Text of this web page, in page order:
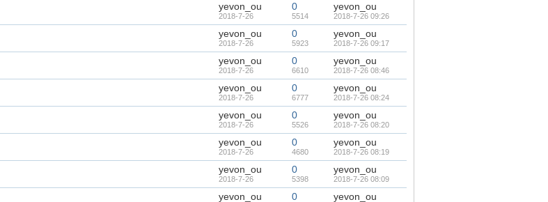
yevon_ou
2018-7-26
0
5514
yevon_ou
2018-7-26 09:26
yevon_ou
2018-7-26
0
5923
yevon_ou
2018-7-26 09:17
yevon_ou
2018-7-26
0
6610
yevon_ou
2018-7-26 08:46
yevon_ou
2018-7-26
0
6777
yevon_ou
2018-7-26 08:24
yevon_ou
2018-7-26
0
5526
yevon_ou
2018-7-26 08:20
yevon_ou
2018-7-26
0
4680
yevon_ou
2018-7-26 08:19
yevon_ou
2018-7-26
0
5398
yevon_ou
2018-7-26 08:09
yevon_ou 0 yevon_ou